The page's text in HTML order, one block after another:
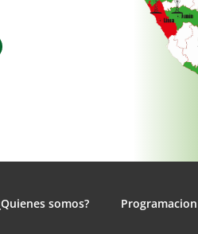
somos? Programacion